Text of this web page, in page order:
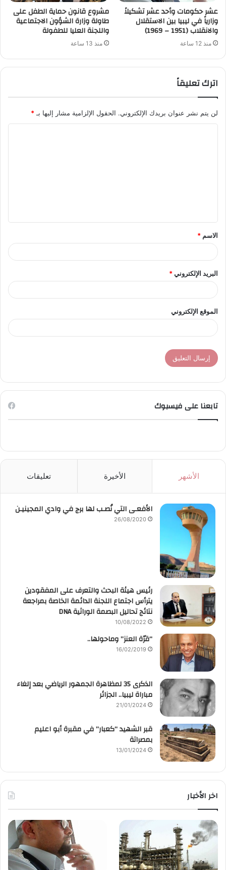
عشر حكومات وأحد عشر تشكيلاً
وزارياً في ليبيا بين الاستقلال
والانقلاب (1951 – 1969)
منذ 12 ساعة
مشروع قانون حماية الطفل على
طاولة وزارة الشؤون الاجتماعية
واللجنة العليا للطفولة
منذ 13 ساعة
اترك تعليقاً
لن يتم نشر عنوان بريدك الإلكتروني. الحقول الإلزامية مشار إليها بـ *
ق
*
الاسم *
البريد الإلكتروني*
الموقع الإلكتروني
تابعنا على فيسبوك
الأشهر الأخيرة تعليقات
الأفعـى التي نُصـب لها برج في وادي المجينيـن
26/08/2020
رئيس هيئة البحث والتعرف على المفقودين
يترأس اجتماع اللجنة الدائمة الخاصة بمراجعة
نتائج تحاليل البصمة الوراثية DNA
10/08/2022
“قرّة العنز” وماحولها..
16/02/2019
الذكرى 35 لمظاهرة الجمهور الرياضي بعد إلغاء
مباراة ليبيا.. الجزائر
21/01/2024
قبر الشهيد “كعبار” في مقبرة أبو اعليم
بمصراتة
13/01/2024
اخر الأخبار